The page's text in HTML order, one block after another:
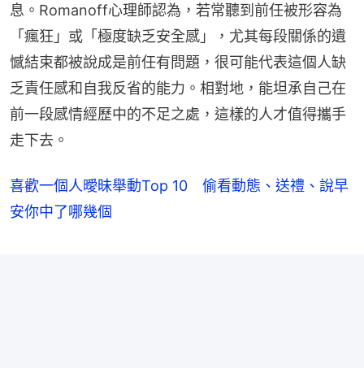
息。Romanoff心理師認為，若常聽到前任被形容為
「瘋狂」或「極度缺乏安全感」，尤其每段關係的遺
憾結束都被說成是前任有問題，很可能代表這個人缺
乏責任感和自我反省的能力。相對地，能坦承自己在
前一段感情經歷中的不足之處，這樣的人才值得攜手
走下去。
喜歡一個人曖昧舉動Top 10 偷看動態、送禮、說早
安你中了哪幾個